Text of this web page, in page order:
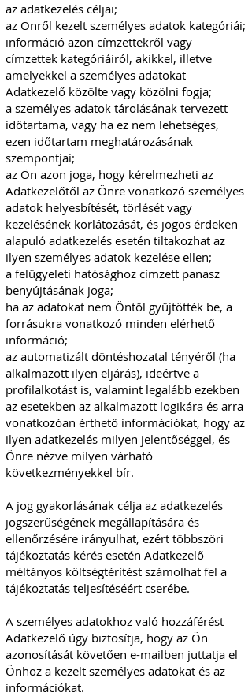
az adatkezelés céljai;
az Önről kezelt személyes adatok kategóriái;
információ azon címzettekről vagy
címzettek kategóriáiról, akikkel, illetve
amelyekkel a személyes adatokat
Adatkezelő közölte vagy közölni fogja;
a személyes adatok tárolásának tervezett
időtartama, vagy ha ez nem lehetséges,
ezen időtartam meghatározásának
szempontjai;
az Ön azon joga, hogy kérelmezheti az
Adatkezelőtől az Önre vonatkozó személyes
adatok helyesbítését, törlését vagy
kezelésének korlátozását, és jogos érdeken
alapuló adatkezelés esetén tiltakozhat az
ilyen személyes adatok kezelése ellen;
a felügyeleti hatósághoz címzett panasz
benyújtásának joga;
ha az adatokat nem Öntől gyűjtötték be, a
forrásukra vonatkozó minden elérhető
információ;
az automatizált döntéshozatal tényéről (ha
alkalmazott ilyen eljárás), ideértve a
profilalkotást is, valamint legalább ezekben
az esetekben az alkalmazott logikára és arra
vonatkozóan érthető információkat, hogy az
ilyen adatkezelés milyen jelentőséggel, és
Önre nézve milyen várható
következményekkel bír.
A jog gyakorlásának célja az adatkezelés
jogszerűségének megállapítására és
ellenőrzésére irányulhat, ezért többszöri
tájékoztatás kérés esetén Adatkezelő
méltányos költségtérítést számolhat fel a
tájékoztatás teljesítéséért cserébe.
A személyes adatokhoz való hozzáférést
Adatkezelő úgy biztosítja, hogy az Ön
azonosítását követően e-mailben juttatja el
Önhöz a kezelt személyes adatokat és az
információkat.